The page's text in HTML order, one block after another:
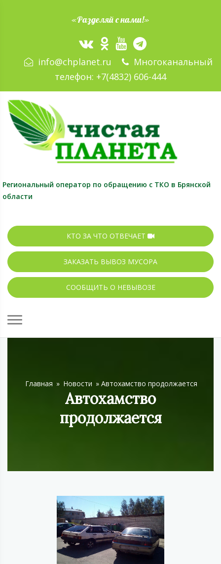
«Разделяй с нами!»
info@chplanet.ru
Многоканальный
телефон: +7(4832) 606-444
Региональный оператор по обращению с ТКО в Брянской
области
КТО ЗА ЧТО ОТВЕЧАЕТ
ЗАКАЗАТЬ ВЫВОЗ МУСОРА
СООБЩИТЬ О НЕВЫВОЗЕ
Главная » Новости » Автохамство продолжается
Автохамство
продолжается